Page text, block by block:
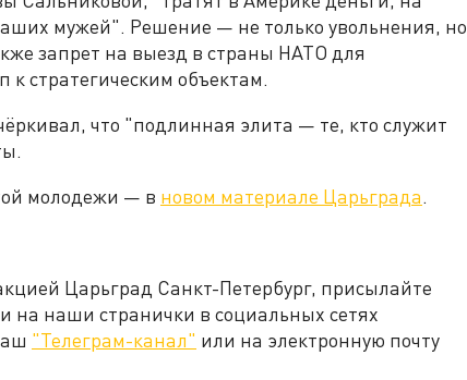
мужей". Решение — не только увольнения, но
запрет на выезд в страны НАТО для
стратегическим объектам.
что "подлинная элита — те, кто служит
молодежи — в новом материале Царьграда.
Царьград Санкт-Петербург, присылайте
на наши странички в социальных сетях
"Телеграм-канал" или на электронную почту